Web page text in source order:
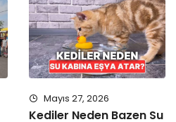
Mayıs 27, 2026
Kediler Neden Bazen Su